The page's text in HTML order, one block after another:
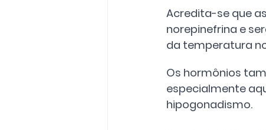
Acredita-se que
norepinefrina e
da temperatura
Os hormônios
especialmente
hipogonadismo.